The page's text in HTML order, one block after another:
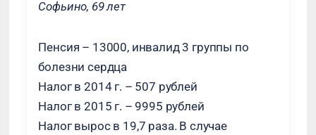
Софьино, 69 лет
Пенсия – 13000, инвалид 3 группы по
болезни сердца
Налог в 2014 г. – 507 рублей
Налог в 2015 г. – 9995 рублей
Налог вырос в 19,7 раза. В случае